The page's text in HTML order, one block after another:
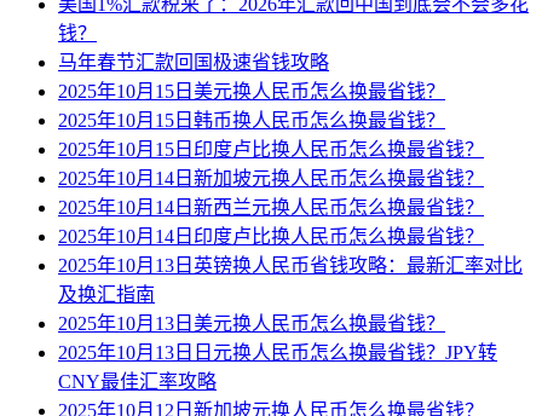
美国1%汇款税来了：2026年汇款回中国到底会不会多花
钱？
马年春节汇款回国极速省钱攻略
2025年10月15日美元换人民币怎么换最省钱？
2025年10月15日韩币换人民币怎么换最省钱？
2025年10月15日印度卢比换人民币怎么换最省钱？
2025年10月14日新加坡元换人民币怎么换最省钱？
2025年10月14日新西兰元换人民币怎么换最省钱？
2025年10月14日印度卢比换人民币怎么换最省钱？
2025年10月13日英镑换人民币省钱攻略：最新汇率对比
及换汇指南
2025年10月13日美元换人民币怎么换最省钱？
2025年10月13日日元换人民币怎么换最省钱？JPY转
CNY最佳汇率攻略
2025年10月12日新加坡元换人民币怎么换最省钱？